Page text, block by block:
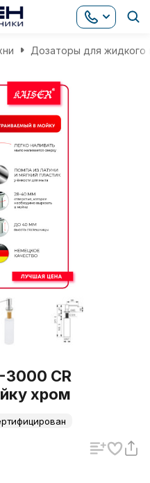
Дозаторы для жидкого
3000 CR
хром